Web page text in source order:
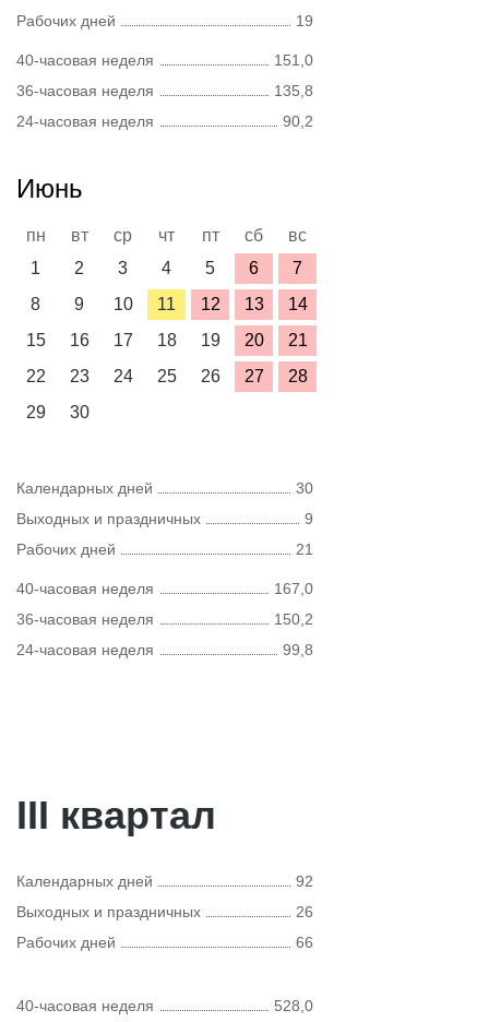
Рабочих дней
19
40-часовая неделя
151,0
36-часовая неделя
135,8
24-часовая неделя
90,2
Июнь
пн вт ср чт пт сб
вс
1
2 3 4 5 6
7
8
9 10 11 12 13
14
15
16 17 18 19 20
21
22
23 24 25 26 27
28
29
30
Календарных дней
30
Выходных и праздничных
9
Рабочих дней
21
40-часовая неделя
167,0
36-часовая неделя
150,2
24-часовая неделя
99,8
III квартал
Календарных дней
92
Выходных и праздничных
26
Рабочих дней
66
40-часовая неделя 528,0